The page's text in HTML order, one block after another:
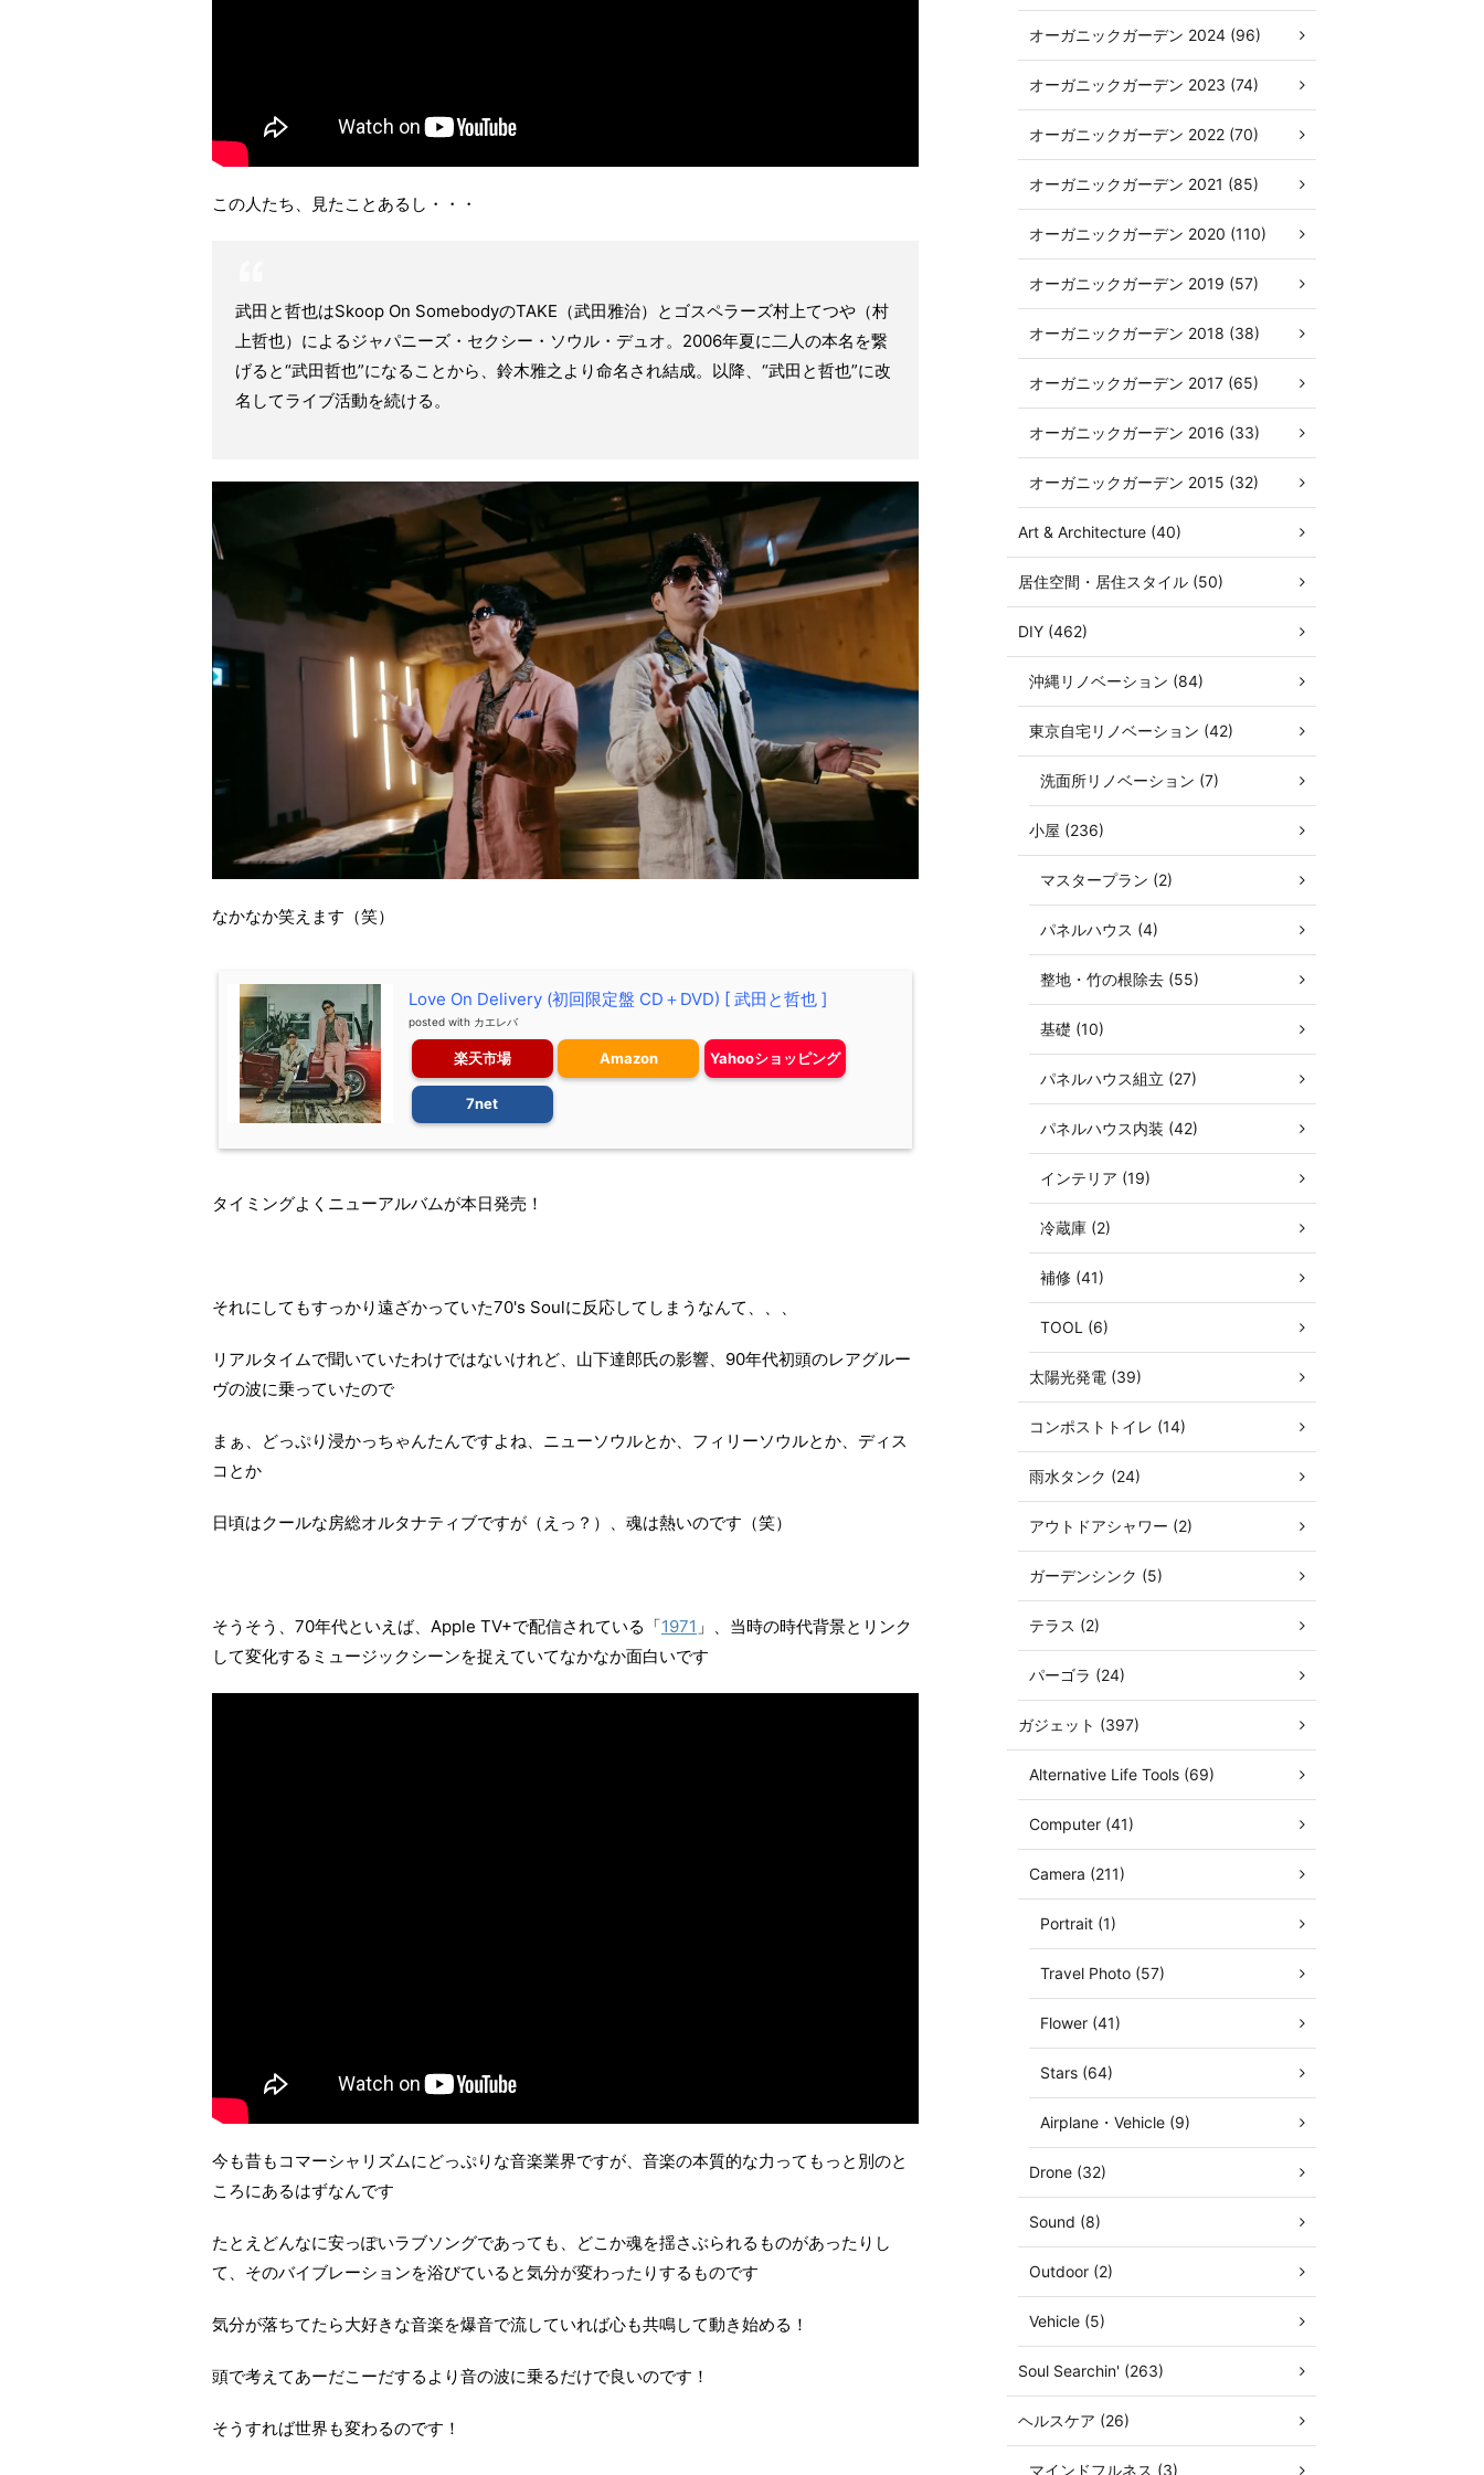
この人たち、見たことあるし・・・
武田と哲也はSkoop On SomebodyのTAKE（武田雅治）とゴスペラーズ村上てつや（村
上哲也）によるジャパニーズ・セクシー・ソウル・デュオ。2006年夏に二人の本名を繋
げると“武田哲也”になることから、鈴木雅之より命名され結成。以降、“武田と哲也”に改
名してライブ活動を続ける。
なかなか笑えます（笑）
Love On Delivery (初回限定盤 CD＋DVD) [ 武田と哲也 ]
posted with カエレバ
楽天市場 Amazon Yahooショッピング
7net
タイミングよくニューアルバムが本日発売！
それにしてもすっかり遠ざかっていた70's Soulに反応してしまうなんて、、、
リアルタイムで聞いていたわけではないけれど、山下達郎氏の影響、90年代初頭のレアグルー
ヴの波に乗っていたので
まぁ、どっぷり浸かっちゃんたんですよね、ニューソウルとか、フィリーソウルとか、ディス
コとか
日頃はクールな房総オルタナティブですが（えっ？）、魂は熱いのです（笑）
そうそう、70年代といえば、Apple TV+で配信されている「1971 」、当時の時代背景とリンク
して変化するミュージックシーンを捉えていてなかなか面白いです
今も昔もコマーシャリズムにどっぷりな音楽業界ですが、音楽の本質的な力ってもっと別のと
ころにあるはずなんです
たとえどんなに安っぽいラブソングであっても、どこか魂を揺さぶられるものがあったりし
て、そのバイブレーションを浴びていると気分が変わったりするものです
気分が落ちてたら大好きな音楽を爆音で流していれば心も共鳴して動き始める！
頭で考えてあーだこーだするより音の波に乗るだけで良いのです！
そうすれば世界も変わるのです！
オーガニックガーデン 2024 (96)
オーガニックガーデン 2023 (74)
オーガニックガーデン 2022 (70)
オーガニックガーデン 2021 (85)
オーガニックガーデン 2020 (110)
オーガニックガーデン 2019 (57)
オーガニックガーデン 2018 (38)
オーガニックガーデン 2017 (65)
オーガニックガーデン 2016 (33)
オーガニックガーデン 2015 (32)
Art & Architecture (40)
居住空間・居住スタイル (50)
DIY (462)
沖縄リノベーション (84)
東京自宅リノベーション (42)
洗面所リノベーション (7)
小屋 (236)
マスタープラン (2)
パネルハウス (4)
整地・竹の根除去 (55)
基礎 (10)
パネルハウス組立 (27)
パネルハウス内装 (42)
インテリア (19)
冷蔵庫 (2)
補修 (41)
TOOL (6)
太陽光発電 (39)
コンポストトイレ (14)
雨水タンク (24)
アウトドアシャワー (2)
ガーデンシンク (5)
テラス (2)
パーゴラ (24)
ガジェット (397)
Alternative Life Tools (69)
Computer (41)
Camera (211)
Portrait (1)
Travel Photo (57)
Flower (41)
Stars (64)
Airplane・Vehicle (9)
Drone (32)
Sound (8)
Outdoor (2)
Vehicle (5)
Soul Searchin' (263)
ヘルスケア (26)
マインドフルネス (3)